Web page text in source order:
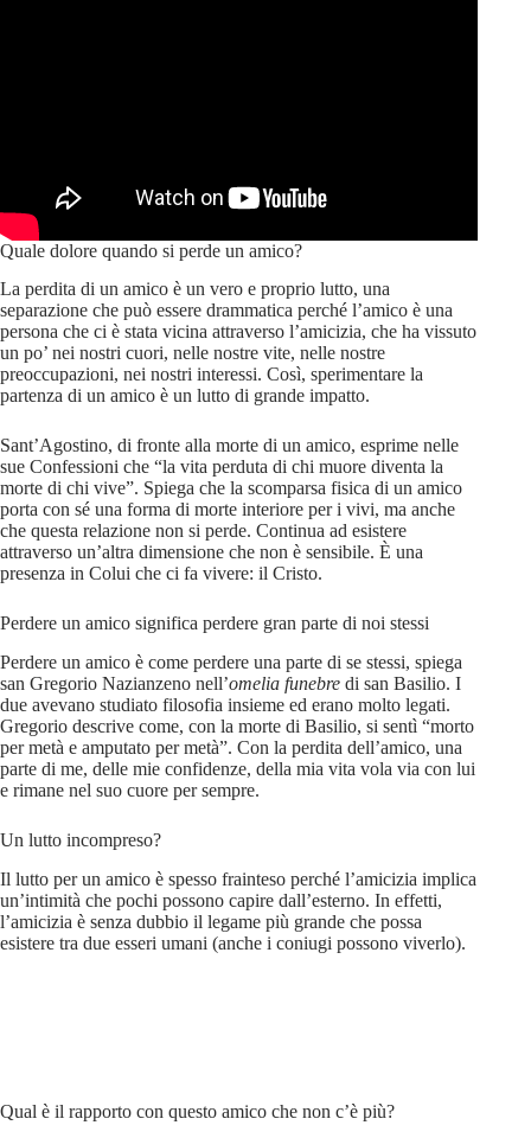
Quale dolore quando si perde un amico?
La perdita di un amico è un vero e proprio lutto, una
separazione che può essere drammatica perché l’amico è una
persona che ci è stata vicina attraverso l’amicizia, che ha vissuto
un po’ nei nostri cuori, nelle nostre vite, nelle nostre
preoccupazioni, nei nostri interessi. Così, sperimentare la
partenza di un amico è un lutto di grande impatto.
Sant’Agostino, di fronte alla morte di un amico, esprime nelle
sue Confessioni che “la vita perduta di chi muore diventa la
morte di chi vive”. Spiega che la scomparsa fisica di un amico
porta con sé una forma di morte interiore per i vivi, ma anche
che questa relazione non si perde. Continua ad esistere
attraverso un’altra dimensione che non è sensibile. È una
presenza in Colui che ci fa vivere: il Cristo.
Perdere un amico significa perdere gran parte di noi stessi
Perdere un amico è come perdere una parte di se stessi, spiega
san Gregorio Nazianzeno nell’omelia funebre di san Basilio. I
due avevano studiato filosofia insieme ed erano molto legati.
Gregorio descrive come, con la morte di Basilio, si sentì “morto
per metà e amputato per metà”. Con la perdita dell’amico, una
parte di me, delle mie confidenze, della mia vita vola via con lui
e rimane nel suo cuore per sempre.
Un lutto incompreso?
Il lutto per un amico è spesso frainteso perché l’amicizia implica
un’intimità che pochi possono capire dall’esterno. In effetti,
l’amicizia è senza dubbio il legame più grande che possa
esistere tra due esseri umani (anche i coniugi possono viverlo).
Qual è il rapporto con questo amico che non c’è più?